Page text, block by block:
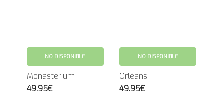
NO DISPONIBLE
Monasterium
49.95€
NO DISPONIBLE
Orléans
49.95€